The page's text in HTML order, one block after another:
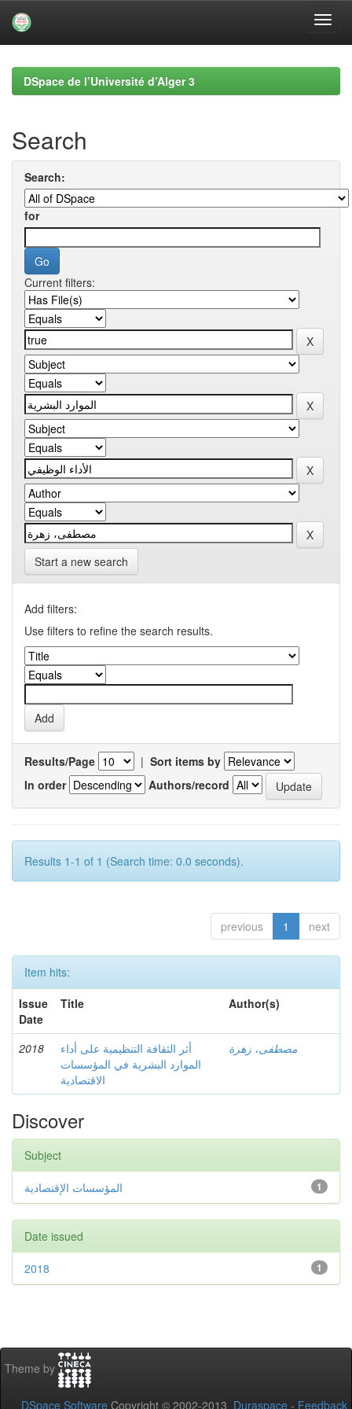
navigationDSpace de l’Université d’Alger 3
Search
Search:
for
Current filters:
Start a new search
Add filters:
Use filters to refine the search results.
Results/Page | Sort items by
In order
Authors/record
Results 1-1 of 1 (Search time: 0.0 seconds).
previous 1 next
Item hits:
Issue
Date
Title Author(s)
2018
أثر الثقافة التنظيمية على أداء
الموارد البشرية في المؤسسات
الاقتصادية
مصطفى، زهرة
Discover
Subject
1 المؤسسات الإقتصادية
Date issued
1
2018
Theme by
DSpace Software Copyright © 2002-2013 Duraspace - Feedback